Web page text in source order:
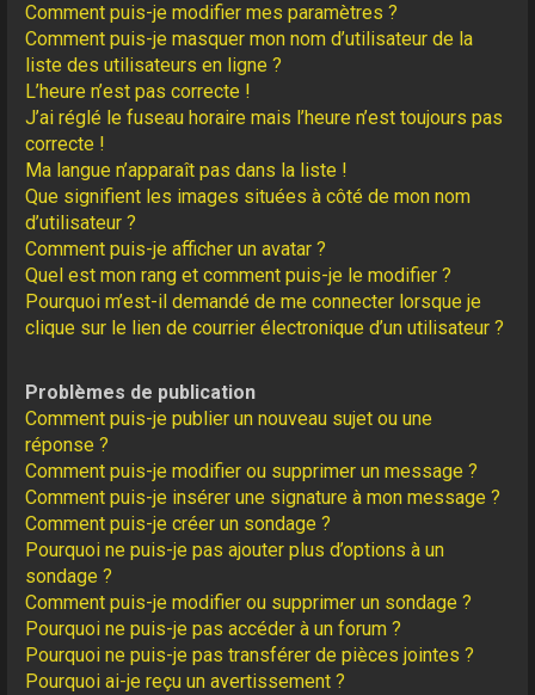
Comment puis-je modifier mes paramètres ?
Comment puis-je masquer mon nom d’utilisateur de la
liste des utilisateurs en ligne ?
L’heure n’est pas correcte !
J’ai réglé le fuseau horaire mais l’heure n’est toujours pas
correcte !
Ma langue n’apparaît pas dans la liste !
Que signifient les images situées à côté de mon nom
d’utilisateur ?
Comment puis-je afficher un avatar ?
Quel est mon rang et comment puis-je le modifier ?
Pourquoi m’est-il demandé de me connecter lorsque je
clique sur le lien de courrier électronique d’un utilisateur ?
Problèmes de publication
Comment puis-je publier un nouveau sujet ou une
réponse ?
Comment puis-je modifier ou supprimer un message ?
Comment puis-je insérer une signature à mon message ?
Comment puis-je créer un sondage ?
Pourquoi ne puis-je pas ajouter plus d’options à un
sondage ?
Comment puis-je modifier ou supprimer un sondage ?
Pourquoi ne puis-je pas accéder à un forum ?
Pourquoi ne puis-je pas transférer de pièces jointes ?
Pourquoi ai-je reçu un avertissement ?